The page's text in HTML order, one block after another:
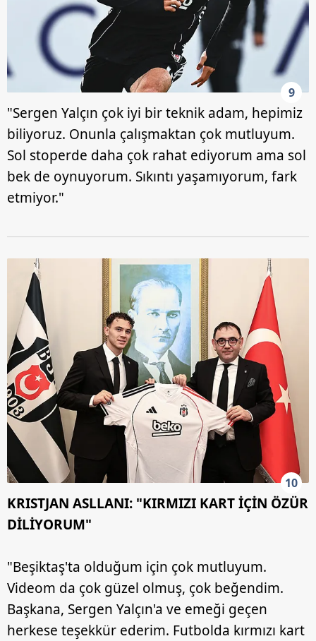
9
"Sergen Yalçın çok iyi bir teknik adam, hepimiz
biliyoruz. Onunla çalışmaktan çok mutluyum.
Sol stoperde daha çok rahat ediyorum ama sol
bek de oynuyorum. Sıkıntı yaşamıyorum, fark
etmiyor."
10
KRISTJAN ASLLANI: "KIRMIZI KART İÇİN ÖZÜR
DİLİYORUM"
"Beşiktaş'ta olduğum için çok mutluyum.
Videom da çok güzel olmuş, çok beğendim.
Başkana, Sergen Yalçın'a ve emeği geçen
herkese teşekkür ederim. Futbolda kırmızı kart